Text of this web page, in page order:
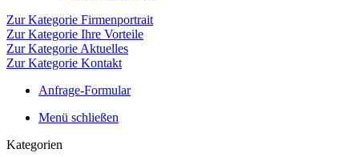
Zur Kategorie Firmenportrait
Zur Kategorie Ihre Vorteile
Zur Kategorie Aktuelles
Zur Kategorie Kontakt
Anfrage-Formular
Menü schließen
Kategorien